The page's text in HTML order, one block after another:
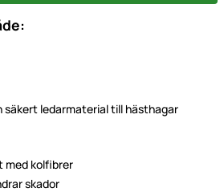
ledarmaterial till hästhagar
med kolfibrer
skador